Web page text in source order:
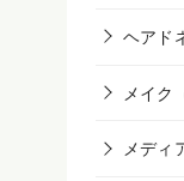
ヘアド
メイク
メディ